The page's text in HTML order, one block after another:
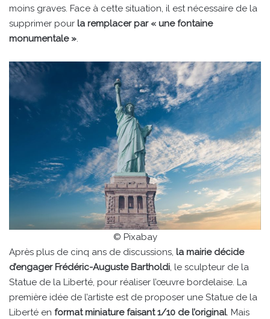
moins graves. Face à cette situation, il est nécessaire de la
supprimer pour la remplacer par « une fontaine
monumentale ».
© Pixabay
Après plus de cinq ans de discussions, la mairie décide
d’engager Frédéric-Auguste Bartholdi, le sculpteur de la
Statue de la Liberté, pour réaliser l’œuvre bordelaise. La
première idée de l’artiste est de proposer une Statue de la
Liberté en format miniature faisant 1/10 de l’original. Mais